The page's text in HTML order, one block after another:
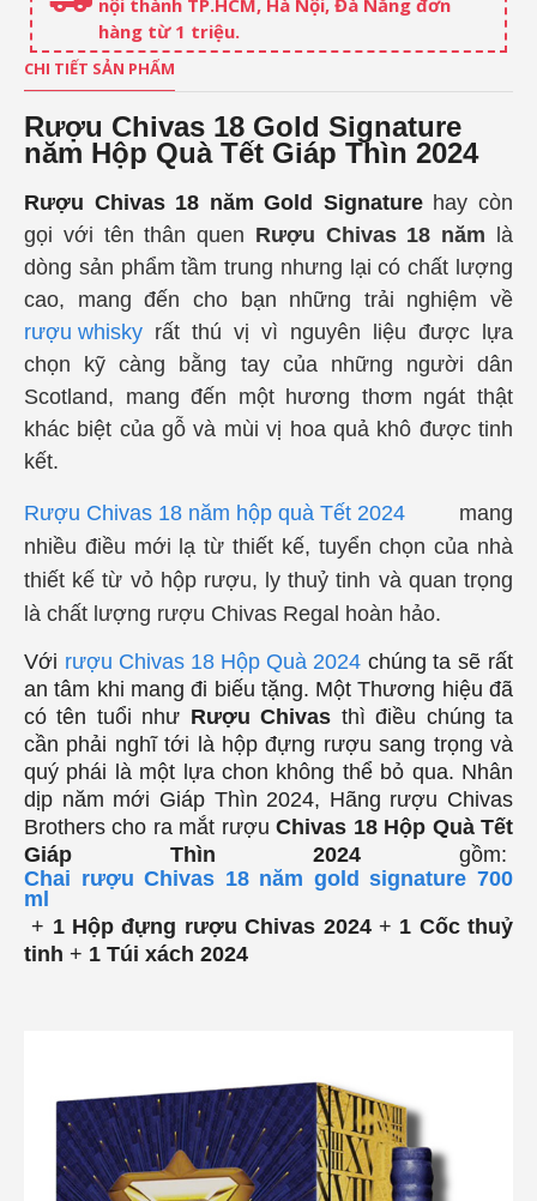
nội thành TP.HCM, Hà Nội, Đà Nẵng đơn
hàng từ 1 triệu.
CHI TIẾT SẢN PHẨM
Rượu Chivas 18 Gold Signature
năm Hộp Quà Tết Giáp Thìn 2024
Rượu Chivas 18 năm Gold Signaturehay còn
gọi với tên thân quen Rượu Chivas 18 năm là
dòng sản phẩm tầm trung nhưng lại có chất lượng
cao, mang đến cho bạn những trải nghiệm về
rượu whisky rất thú vị vì nguyên liệu được lựa
chọn kỹ càng bằng tay của những người dân
Scotland, mang đến một hương thơm ngát thật
khác biệt của gỗ và mùi vị hoa quả khô được tinh
kết.
Rượu Chivas 18 năm hộp quà Tết 2024 mang
nhiều điều mới lạ từ thiết kế, tuyển chọn của nhà
thiết kế từ vỏ hộp rượu, ly thuỷ tinh và quan trọng
là chất lượng rượu Chivas Regal hoàn hảo.
Với rượu Chivas 18 Hộp Quà 2024chúng ta sẽ rất
an tâm khi mang đi biếu tặng. Một Thương hiệu đã
có tên tuổi như Rượu Chivas thì điều chúng ta
cần phải nghĩ tới là hộp đựng rượu sang trọng và
quý phái là một lựa chon không thể bỏ qua. Nhân
dịp năm mới Giáp Thìn 2024, Hãng rượu Chivas
Brothers cho ra mắt rượuChivas 18 Hộp Quà Tết
Giáp Thìn 2024 gồm:
Chai rượu Chivas 18 năm gold signature 700
ml
+ 1 Hộp đựng rượu Chivas 2024+ 1 Cốcthuỷ
tinh + 1 Túi xách 2024